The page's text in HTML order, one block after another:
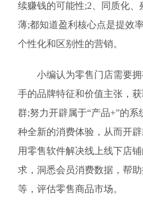
续赚钱的可能性;2、同质化
薄;都知道盈利核心点是提效
个性化和区别性的营销。
小编认为零售门店需要拥
手的品牌特征和价值主张，
群;努力开辟属于“产品+”的
种全新的消费体验，从而开
用零售软件解决线上线下店
求，洞悉会员消费数据，帮
等，评估零售商品市场。